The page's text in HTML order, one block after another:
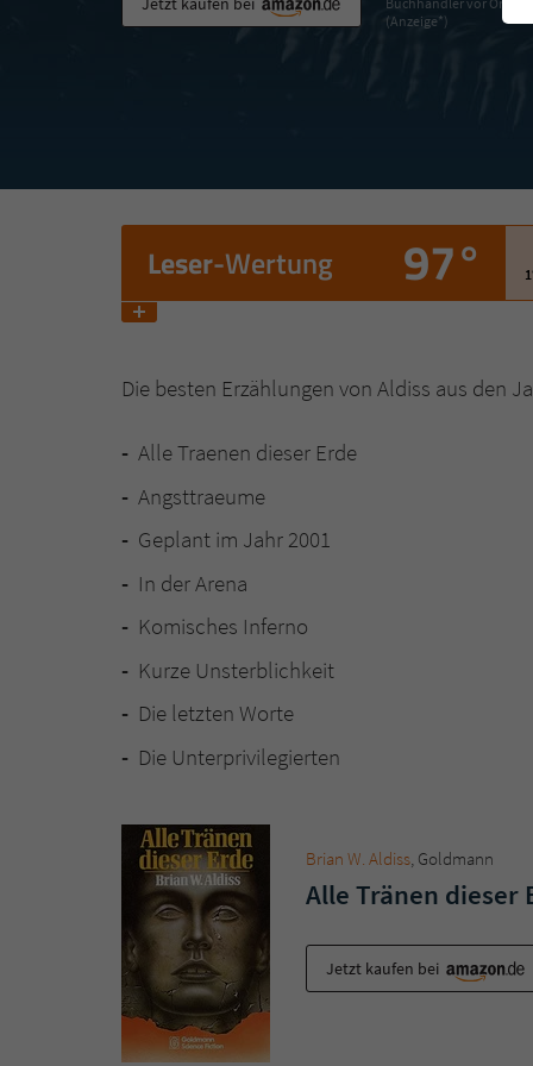
(Anzeige*)
Leser-Wertung 97°
Die besten Erzählungen von Aldiss aus den
Alle Traenen dieser Erde
Angsttraeume
Geplant im Jahr 2001
In der Arena
Komisches Inferno
Kurze Unsterblichkeit
Die letzten Worte
Die Unterprivilegierten
Brian W. Aldiss , Goldmann
Alle Tränen dieser
Jetzt kaufen bei